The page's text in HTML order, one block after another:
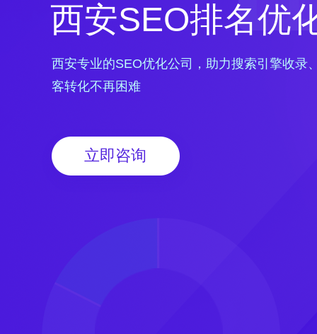
西安SEO排名优
西安专业的SEO优化公司，助力搜索引擎收录
客转化不再困难
立即咨询